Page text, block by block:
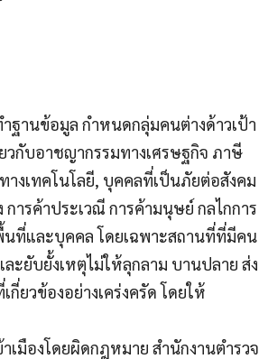
านข้อมูล กำหนดกลุ่มคนต่างด้าวเป้า
วกับอาชญากรรมทางเศรษฐกิจ ภาษี
งเทคโนโลยี, บุคคลที่เป็นภัยต่อสังคม
ารค้าประเวณี การค้ามนุษย์ กลไกการ
นที่และบุคคล โดยเฉพาะสถานที่ที่มีคน
ะยับยั้งเหตุไม่ให้ลุกลาม บานปลาย ส่ง
วข้องอย่างเคร่งครัด โดยให้
มืองโดยผิดกฎหมาย สำนักงานตำรวจ